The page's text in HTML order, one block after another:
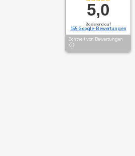
5,0
Basierend auf
155 Google-Bewertungen
Echtheit von Bewertungen